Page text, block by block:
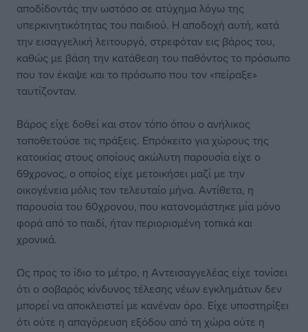
αποδίδοντάς την ωστόσο σε ατύχημα λόγω της
υπερκινητικότητας του παιδιού. Η αποδοχή αυτή, κατά
την εισαγγελική λειτουργό, στρεφόταν εις βάρος του,
καθώς με βάση την κατάθεση του παθόντος το πρόσωπο
που τον έκαψε και το πρόσωπο που τον «πείραξε»
ταυτίζονταν.
Βάρος είχε δοθεί και στον τόπο όπου ο ανήλικος
τοποθετούσε τις πράξεις. Επρόκειτο για χώρους της
κατοικίας στους οποίους ακώλυτη παρουσία είχε ο
69χρονος, ο οποίος είχε μετοικήσει μαζί με την
οικογένεια μόλις τον τελευταίο μήνα. Αντίθετα, η
παρουσία του 60χρονου, που κατονομάστηκε μία μόνο
φορά από το παιδί, ήταν περιορισμένη τοπικά και
χρονικά.
Ως προς το ίδιο το μέτρο, η Αντεισαγγελέας είχε τονίσει
ότι ο σοβαρός κίνδυνος τέλεσης νέων εγκλημάτων δεν
μπορεί να αποκλειστεί με κανέναν όρο. Είχε υποστηρίξει
ότι ούτε η απαγόρευση εξόδου από τη χώρα ούτε η